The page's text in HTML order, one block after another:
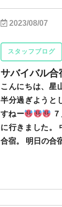
2023/08/07
スタッフブログ
サバイバル合
こんにちは、星
半分過ぎようと
すねー
に行きました。
合宿。 明日の合